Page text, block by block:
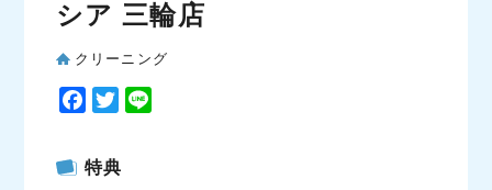
シア 三輪店
クリーニング
F
e
T
t
特典